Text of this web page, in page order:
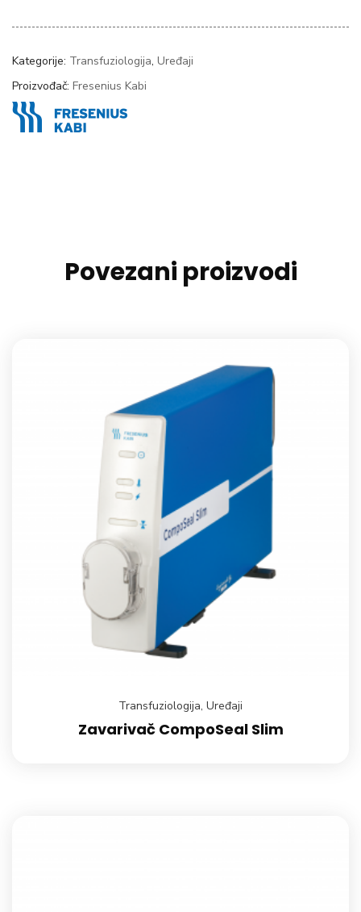
Kategorije: Transfuziologija, Uređaji
Proizvođač: Fresenius Kabi
Povezani proizvodi
Transfuziologija, Uređaji
Zavarivač CompoSeal Slim